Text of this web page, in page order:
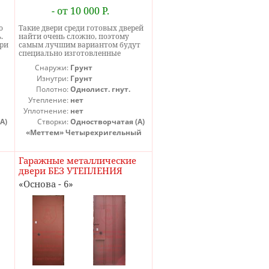
- от 10 000 Р.
Такие двери среди готовых дверей
найти очень сложно, поэтому
самым лучшим вариантом будут
специально изготовленные
производителя. Мы изготовим
металлическую техническую
дверь в размер проема в самой
необходимой комплектации,
причем максимально быстро.
Изготовление технических дверей
осуществляется на собственной
производственной базе на станках
с ЧПУ, поэтому даже несмотря на
качественный продукт.
Технические двери этой модели,
преднамеренно изготовленные для
вас - это двери с усиленными
приварными ручками скобами,
которые предназначены для
самых сложных условий частых
открываний и закрываний в
условиях склада или
Снаружи: Грунт
Изнутри: Грунт
Полотно:Однолист. гнут.
Утепление: нет
Уплотнение: нет
Створки:Одностворчатая (А)
«Меттем» Четырехригельный
Гаражные металлические
двери БЕЗ УТЕПЛЕНИЯ
Основа - 6